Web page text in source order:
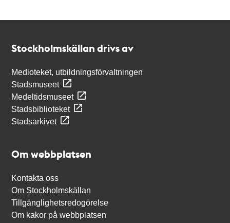
Stockholmskällan drivs av
Medioteket, utbildningsförvaltningen
Stadsmuseet
Medeltidsmuseet
Stadsbiblioteket
Stadsarkivet
Om webbplatsen
Kontakta oss
Om Stockholmskällan
Tillgänglighetsredogörelse
Om kakor på webbplatsen